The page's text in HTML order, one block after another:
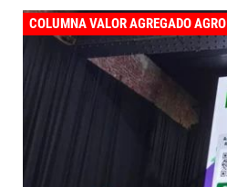
COLUMNA VALOR AGREGADO AGRO